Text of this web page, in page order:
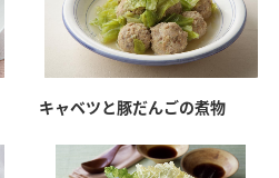
キャベツと豚だんごの煮物